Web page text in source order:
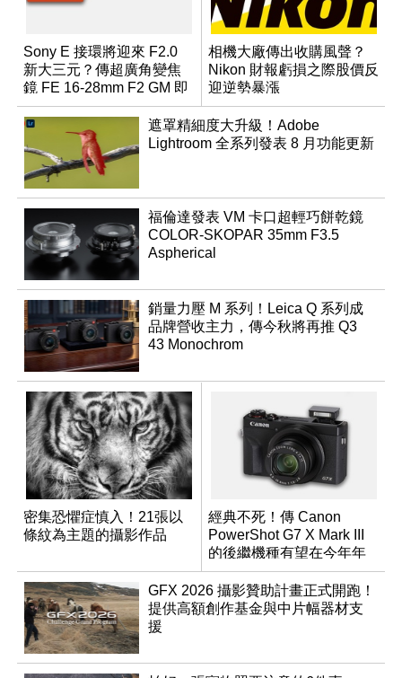
Sony E 接環將迎來 F2.0
新大三元？傳超廣角變焦
鏡 FE 16-28mm F2 GM 即
將問世
相機大廠傳出收購風聲？
Nikon 財報虧損之際股價反
迎逆勢暴漲
遮罩精細度大升級！Adobe
Lightroom 全系列發表 8 月功能更新
福倫達發表 VM 卡口超輕巧餅乾鏡
COLOR-SKOPAR 35mm F3.5
Aspherical
銷量力壓 M 系列！Leica Q 系列成
品牌營收主力，傳今秋將再推 Q3
43 Monochrom
密集恐懼症慎入！21張以
條紋為主題的攝影作品
經典不死！傳 Canon
PowerShot G7 X Mark III
的後繼機種有望在今年年
底前推出？
GFX 2026 攝影贊助計畫正式開跑！
提供高額創作基金與中片幅器材支
援